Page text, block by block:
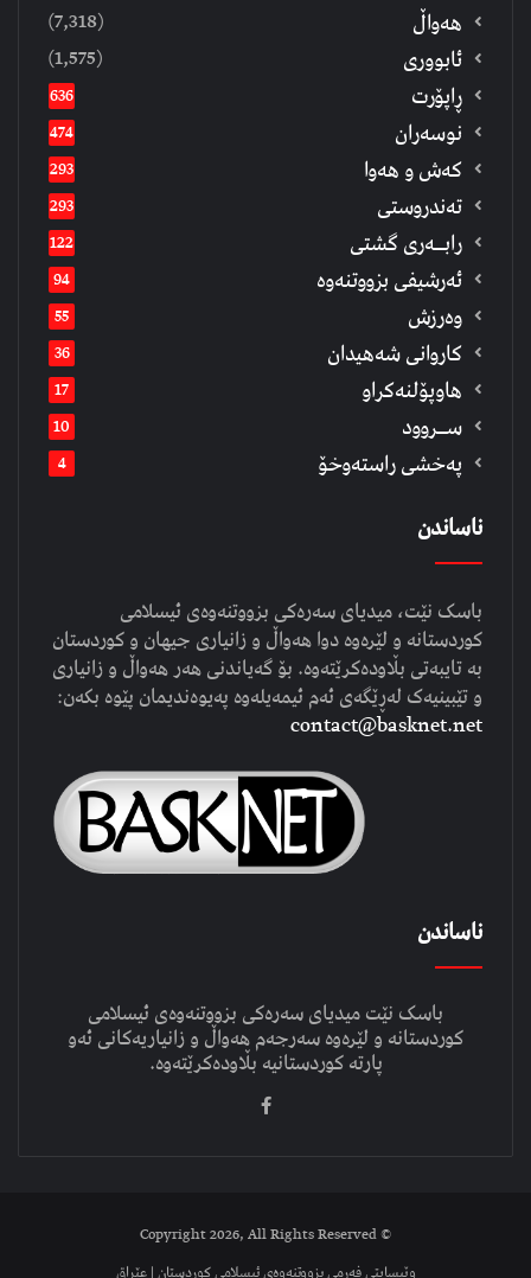
هەواڵ (7,318)
ئابووری (1,575)
ڕاپۆرت 636
نوسەران 474
كەش و هەوا 293
تەندروستی 293
رابــه‌ری گشتی 122
ئەرشیفى بزووتنەوە 94
وەرزش 55
كاروانی شەهیدان 36
هاوپۆلنەكراو 17
ســروود 10
په‌خشی راسته‌وخۆ 4
ناساندن
باسک نێت، میدیای سەرەکی بزووتنەوەی ئیسلامی
کوردستانە و لێرەوە دوا هەواڵ و زانیاری جیهان و کوردستان
بە تایبەتی بڵاودەکرێتەوە. بۆ گەیاندنی هەر هەواڵ و زانیاری
و تێبینیەک لەڕێگەی ئەم ئیمەیلەوە پەیوەندیمان پێوە بکەن:
contact@basknet.net
ناساندن
باسک نێت میدیای سەرەکی بزووتنەوەی ئیسلامی
کوردستانە و لێرەوە سەرجەم هەواڵ و زانیاریەکانی ئەو
پارتە کوردستانیە بڵاودەکرێتەوە.
© Copyright 2026, All Rights Reserved
وێبسایتی فەرمی بزووتنەوەی ئیسلامی کوردستان | عێراق